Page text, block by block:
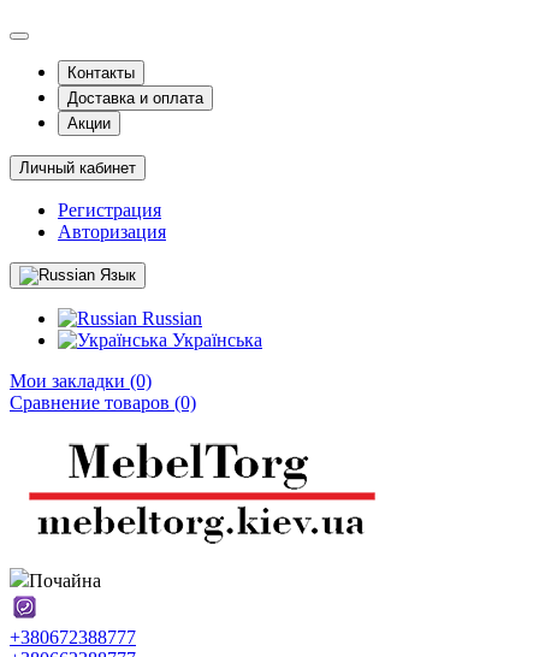
Контакты
Доставка и оплата
Акции
Личный кабинет
Регистрация
Авторизация
Язык
Russian
Українська
Мои закладки (0)
Сравнение товаров (0)
Почайна
+380672388777